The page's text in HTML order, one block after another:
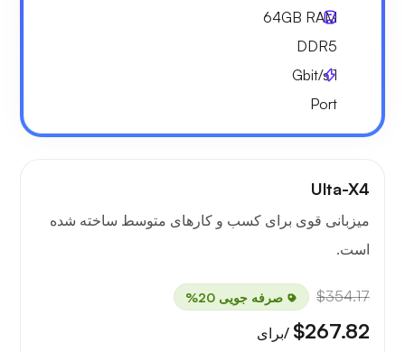
64GB RAM
DDR5
1
Gbit/s
Port
Ulta-X4
میزبانی قوی برای کسب و کارهای متوسط ساخته شده
است.
$354.17 صرفه جویی 20%
$267.82 /برای